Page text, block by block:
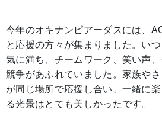
今年のオキナンピアーダスには、
と応援の方々が集まりました。い
気に満ち、チームワーク、笑い声
競争があふれていました。家族や
が同じ場所で応援し合い、一緒に
る光景はとても美しかったです。